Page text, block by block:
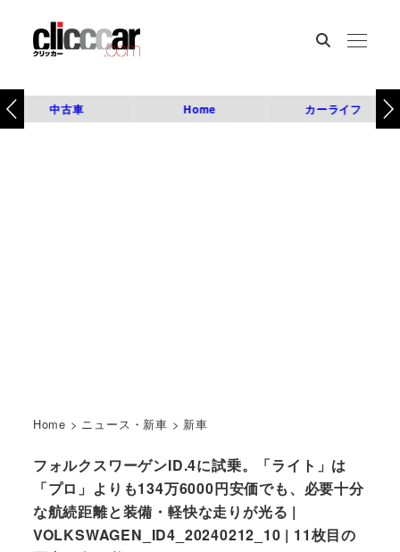
中古車 Home カーライフ
Home > ニュース・新車 > 新車
フォルクスワーゲンID.4に試乗。「ライト」は
「プロ」よりも134万6000円安価でも、必要十分
な航続距離と装備・軽快な走りが光る |
VOLKSWAGEN_ID4_20240212_10 | 11枚目の